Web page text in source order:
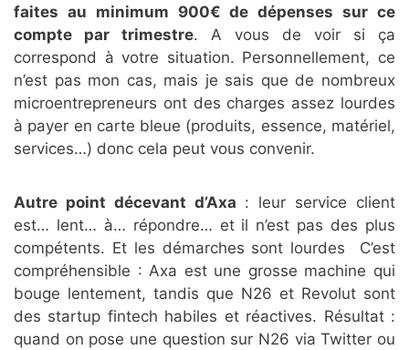
faites au minimum 900€ de dépenses sur ce
compte par trimestre. A vous de voir si ça
correspond à votre situation. Personnellement, ce
n’est pas mon cas, mais je sais que de nombreux
microentrepreneurs ont des charges assez lourdes
à payer en carte bleue (produits, essence, matériel,
services…) donc cela peut vous convenir.
Autre point décevant d’Axa : leur service client
est… lent… à… répondre… et il n’est pas des plus
compétents. Et les démarches sont lourdes C’est
compréhensible : Axa est une grosse machine qui
bouge lentement, tandis que N26 et Revolut sont
des startup fintech habiles et réactives. Résultat :
quand on pose une question sur N26 via Twitter ou